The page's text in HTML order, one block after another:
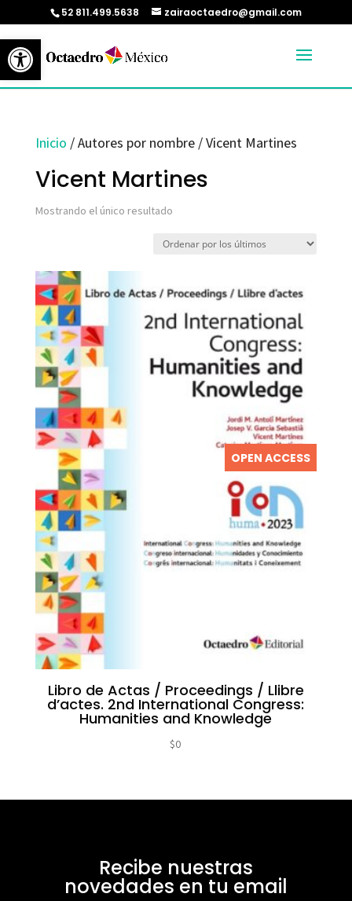
Abrir barra de herramientas
52 811.499.5638 zairaoctaedro@gmail.com
Inicio / Autores por nombre / Vicent Martines
Vicent Martines
Mostrando el único resultado
OPEN ACCESS
Libro de Actas / Proceedings / Llibre
d’actes. 2nd International Congress:
Humanities and Knowledge
$0
Recibe nuestras
novedades en tu email